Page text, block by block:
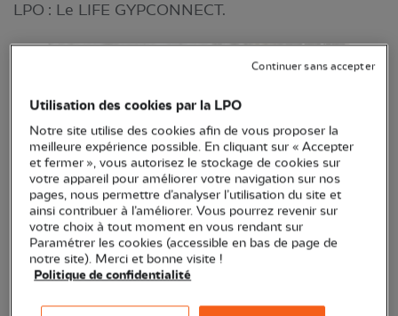
LPO : Le LIFE GYPCONNECT.
Jeune Gypaète barbu à l’aire © P. Orabi / LPO
France
Utilisation des cookies par la LPO
Notre site utilise des cookies afin de vous proposer la
meilleure expérience possible. En cliquant sur « Accepter
et fermer », vous autorisez le stockage de cookies sur
votre appareil pour améliorer votre navigation sur nos
pages, nous permettre d’analyser l’utilisation du site et
ainsi contribuer à l’améliorer. Vous pourrez revenir sur
votre choix à tout moment en vous rendant sur
Paramétrer les cookies (accessible en bas de page de
notre site). Merci et bonne visite !
Politique de confidentialité
Continuer sans accepter